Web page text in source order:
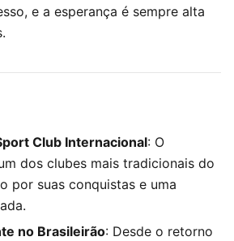
e a esperança é sempre alta
Club Internacional: O
dos clubes mais tradicionais do
por suas conquistas e uma
no Brasileirão: Desde o retorno